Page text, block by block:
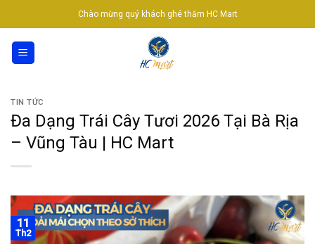
to
content
Chào mừng quý khách ghé thăm HC Mart
TIN TỨC
Đa Dạng Trái Cây Tươi 2026 Tại Bà Rịa
– Vũng Tàu | HC Mart
11
Th2